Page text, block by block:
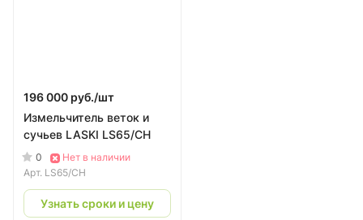
196 000 руб./шт
Измельчитель веток и
сучьев LASKI LS65/CH
0
Нет в наличии
Арт. LS65/CH
Узнать сроки и цену